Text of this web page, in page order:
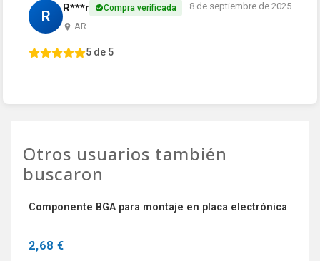
R R***r Compra verificada
AR
8 de septiembre de 2025
5 de 5
Otros usuarios también
buscaron
Componente BGA para montaje en placa electrónica
2,68 €